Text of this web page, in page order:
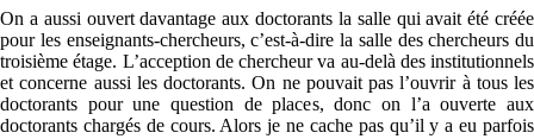
On a aussi ouvert davantage aux doctorants la salle qui avait été créée
pour les enseignants-chercheurs, c’est-à-dire la salle des chercheurs du
troisième étage. L’acception de chercheur va au-delà des institutionnels
et concerne aussi les doctorants. On ne pouvait pas l’ouvrir à tous les
doctorants pour une question de places, donc on l’a ouverte aux
doctorants chargés de cours. Alors je ne cache pas qu’il y a eu parfois